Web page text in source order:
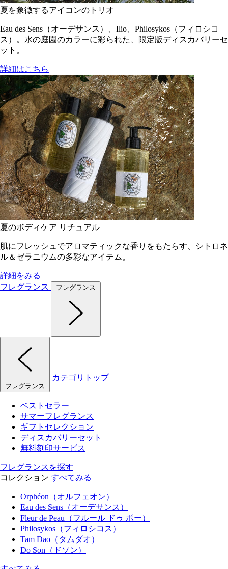
夏を象徴するアイコンのトリオ
Eau des Sens（オーデサンス）、Ilio、Philosykos（フィロシコ
ス）。水の庭園のカラーに彩られた、限定版ディスカバリーセ
ット。
詳細はこちら
夏のボディケア リチュアル
肌にフレッシュでアロマティックな香りをもたらす、シトロネ
ル＆ゼラニウムの多彩なアイテム。
詳細をみる
フレグランス
フレグランス
フレグランス
カテゴリトップ
ベストセラー
サマーフレグランス
ギフトセレクション
ディスカバリーセット
無料刻印サービス
フレグランスを探す
コレクション すべてみる
Orphéon（オルフェオン）
Eau des Sens（オーデサンス）
Fleur de Peau（フルール ドゥ ポー）
Philosykos（フィロシコス）
Tam Dao（タムダオ）
Do Son（ドソン）